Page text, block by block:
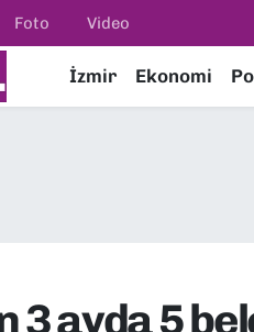
Foto Video
İzmir Ekonomi
3 ayda 5